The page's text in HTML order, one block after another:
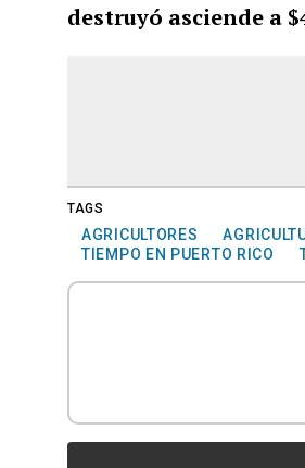
destruyó asciende a
TAGS
AGRICULTORES
TIEMPO EN PUERTO RICO